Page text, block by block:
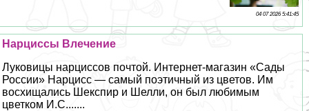
04 07 2026 5:41:45
Нарциссы Влечение
Луковицы нарциссов почтой. Интернет-магазин «Сады
России» Нарцисс — самый поэтичный из цветов. Им
восхищались Шекспир и Шелли, он был любимым
цветком И.С.......